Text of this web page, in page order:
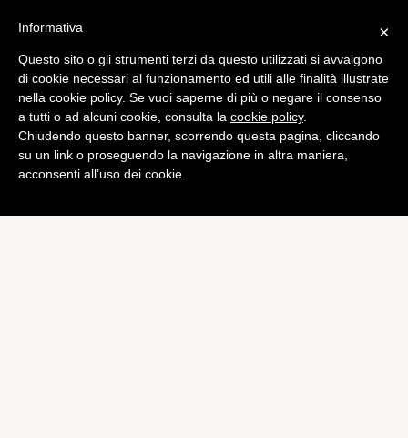
×
Informativa
Questo sito o gli strumenti terzi da questo utilizzati si avvalgono
di cookie necessari al funzionamento ed utili alle finalità illustrate
nella cookie policy. Se vuoi saperne di più o negare il consenso
a tutti o ad alcuni cookie, consulta la cookie policy.
Chiudendo questo banner, scorrendo questa pagina, cliccando
su un link o proseguendo la navigazione in altra maniera,
acconsenti all’uso dei cookie.